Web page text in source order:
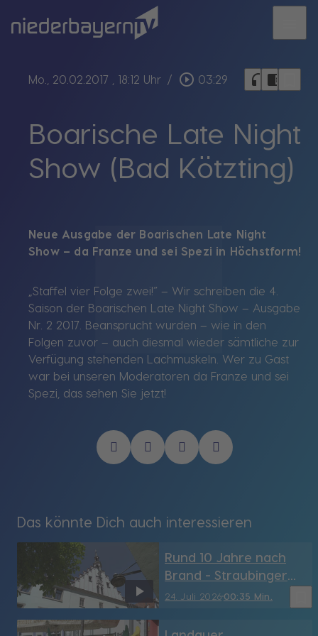
Mo., 20.02.2017 , 18:12 Uhr / play_circle_outline 03:29 headphones chrome_reader_mode
Boarische Late Night
Show (Bad Kötzting)
Neue Ausgabe der Boarischen Late Night
Show – da Franze und sei Spezi in Höchstform!
„Staffel vier Folge zwei!“ – Wir schreiben die 4.
Saison der Boarischen Late Night Show – Ausgabe
Nr. 2 2017. Beansprucht wurden – wie in den
Folgen zuvor – auch diesmal wieder sämtliche zur
Verfügung stehenden Lachmuskeln. Wer zu Gast
war bei unseren Moderatoren da Franze und sei
Spezi, das sehen Sie jetzt!
Das könnte Dich auch interessieren
24. Juli 202600:35 Min.
Rund 10 Jahre nach
Brand - Straubinger
Rathaus hat sein
Türmchen wieder (SR)